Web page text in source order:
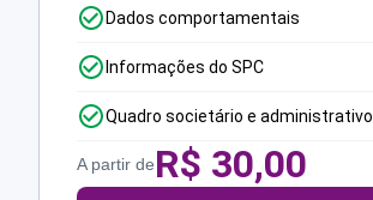
Dados comportamentais
Informações do SPC
Quadro societário e administrativo
A partir deR$ 30,00